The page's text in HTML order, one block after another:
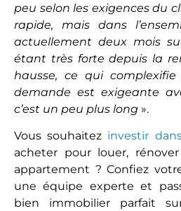
peu selon les exigences du
rapide, mais dans
actuellement deux mois
étant très forte depuis la
hausse, ce qui
demande est exigeante
c’est un peu plus long ».
Vous souhaitez investir
acheter pour louer,
appartement ? Confiez
une équipe experte et
bien immobilier parfait